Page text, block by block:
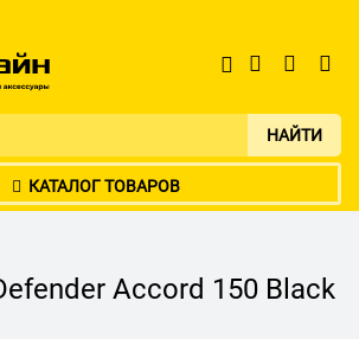
НАЙТИ
КАТАЛОГ ТОВАРОВ
Accord 150 Black